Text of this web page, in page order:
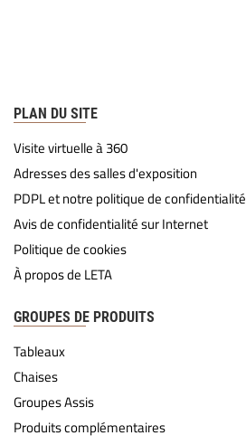
PLAN DU SITE
Visite virtuelle à 360
Adresses des salles d'exposition
PDPL et notre politique de confidentialité
Avis de confidentialité sur Internet
Politique de cookies
À propos de LETA
GROUPES DE PRODUITS
Tableaux
Chaises
Groupes Assis
Produits complémentaires